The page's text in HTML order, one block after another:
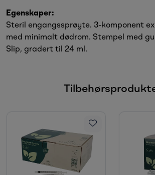
Egenskaper:
Steril engangssprøyte. 3-komponent
med minimalt dødrom. Stempel med
Slip, gradert til 24 ml.